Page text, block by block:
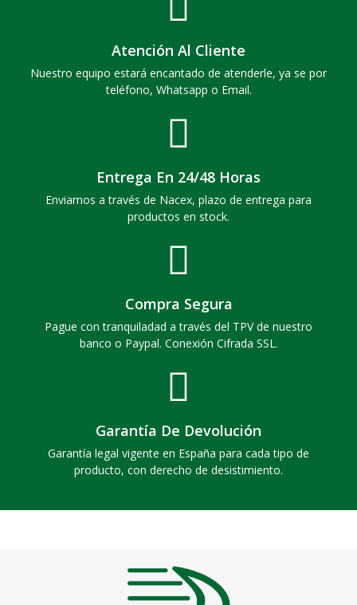
Atención Al Cliente
Nuestro equipo estará encantado de atenderle, ya se por
teléfono, Whatsapp o Email.
Entrega En 24/48 Horas
Enviamos a través de Nacex, plazo de entrega para
productos en stock.
Compra Segura
Pague con tranquiladad a través del TPV de nuestro
banco o Paypal. Conexión Cifrada SSL.
Garantía De Devolución
Garantía legal vigente en España para cada tipo de
producto, con derecho de desistimiento.